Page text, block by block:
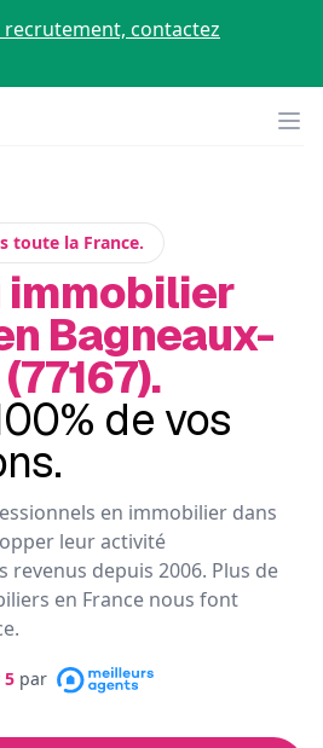
contactez
toute la France.
immobilier
Bagneaux-
de vos
en immobilier dans
leur activité
depuis 2006. Plus de
en France nous font
5 par